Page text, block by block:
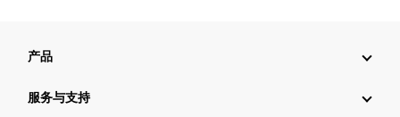
产品
服务与支持